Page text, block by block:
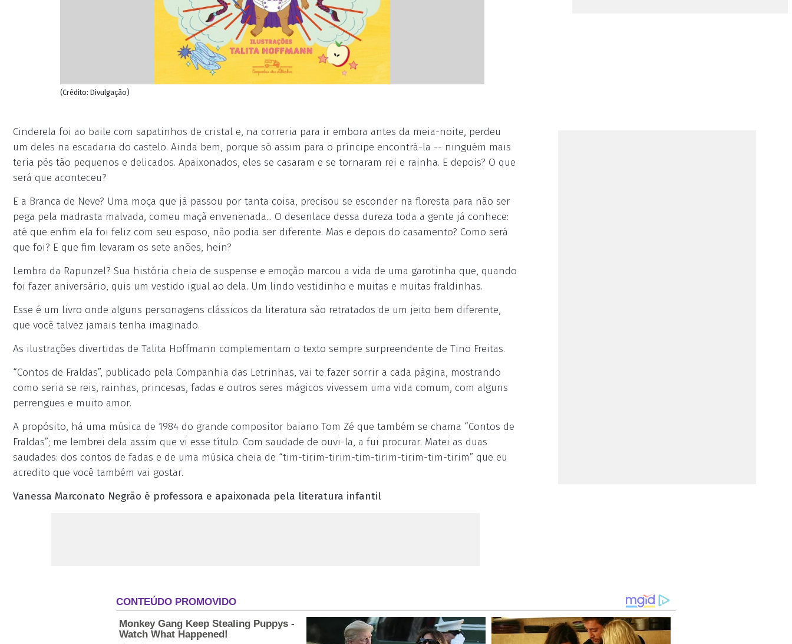
(Crédito: Divulgação)
Cinderela foi ao baile com sapatinhos de cristal e, na correria para ir embora antes da meia-noite, perdeu
um deles na escadaria do castelo. Ainda bem, porque só assim para o príncipe encontrá-la -- ninguém mais
teria pés tão pequenos e delicados. Apaixonados, eles se casaram e se tornaram rei e rainha. E depois? O que
será que aconteceu?
E a Branca de Neve? Uma moça que já passou por tanta coisa, precisou se esconder na floresta para não ser
pega pela madrasta malvada, comeu maçã envenenada... O desenlace dessa dureza toda a gente já conhece:
até que enfim ela foi feliz com seu esposo, não podia ser diferente. Mas e depois do casamento? Como será
que foi? E que fim levaram os sete anões, hein?
Lembra da Rapunzel? Sua história cheia de suspense e emoção marcou a vida de uma garotinha que, quando
foi fazer aniversário, quis um vestido igual ao dela. Um lindo vestidinho e muitas e muitas fraldinhas.
Esse é um livro onde alguns personagens clássicos da literatura são retratados de um jeito bem diferente,
que você talvez jamais tenha imaginado.
As ilustrações divertidas de Talita Hoffmann complementam o texto sempre surpreendente de Tino Freitas.
“Contos de Fraldas”, publicado pela Companhia das Letrinhas, vai te fazer sorrir a cada página, mostrando
como seria se reis, rainhas, princesas, fadas e outros seres mágicos vivessem uma vida comum, com alguns
perrengues e muito amor.
A propósito, há uma música de 1984 do grande compositor baiano Tom Zé que também se chama “Contos de
Fraldas”; me lembrei dela assim que vi esse título. Com saudade de ouvi-la, a fui procurar. Matei as duas
saudades: dos contos de fadas e de uma música cheia de “tim-tirim-tirim-tim-tirim-tirim-tim-tirim” que eu
acredito que você também vai gostar.
Vanessa Marconato Negrão é professora e apaixonada pela literatura infantil